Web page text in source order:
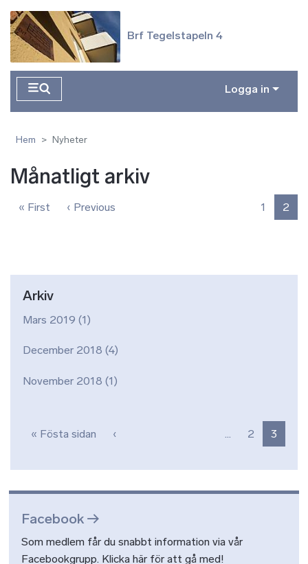
Brf Tegelstapeln 4
Logga in
Hem Nyheter
Månatligt arkiv
Paginering
« First Första sidan
‹ Previous 1 2
Arkiv
Mars 2019 (1)
December 2018 (4)
November 2018 (1)
Paginering
« Fösta sidan Första sidan
‹ 2 3
Facebook
Som medlem får du snabbt information via vår
Facebookgrupp. Klicka här för att gå med!